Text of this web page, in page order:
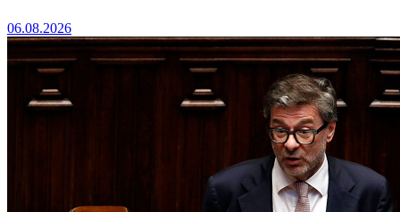
06.08.2026